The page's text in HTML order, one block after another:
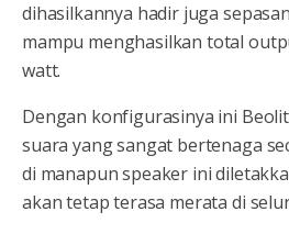
dihasilkannya hadir juga
mampu menghasilkan total
watt.
Dengan konfigurasinya ini
suara yang sangat bertenaga
di manapun speaker ini
akan tetap terasa merata di